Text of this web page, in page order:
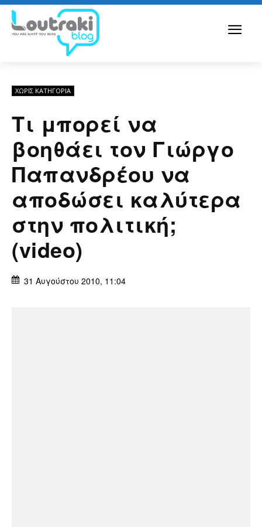
ΧΩΡΊΣ ΚΑΤΗΓΟΡΊΑ
Τι μπορεί να
βοηθάει τον Γιώργο
Παπανδρέου να
αποδώσει καλύτερα
στην πολιτική;
(video)
31 Αυγούστου 2010, 11:04